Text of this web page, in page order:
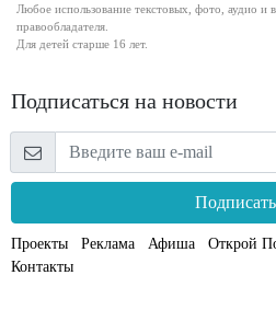
Любое использование текстовых, фото, аудио и
правообладателя.
Для детей старше 16 лет.
Подписаться на новости
Проекты Реклама Афиша Открой
Контакты